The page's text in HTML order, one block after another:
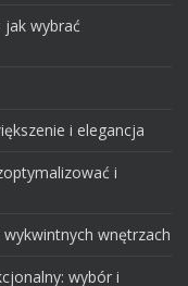
wybrać
i elegancja
i
wnętrzach
wybór i